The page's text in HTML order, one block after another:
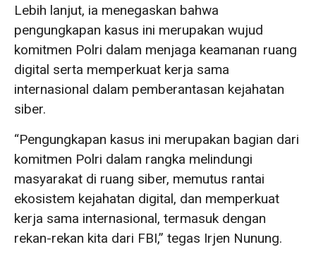
Lebih lanjut, ia menegaskan bahwa
pengungkapan kasus ini merupakan wujud
komitmen Polri dalam menjaga keamanan ruang
digital serta memperkuat kerja sama
internasional dalam pemberantasan kejahatan
siber.
“Pengungkapan kasus ini merupakan bagian dari
komitmen Polri dalam rangka melindungi
masyarakat di ruang siber, memutus rantai
ekosistem kejahatan digital, dan memperkuat
kerja sama internasional, termasuk dengan
rekan-rekan kita dari FBI,” tegas Irjen Nunung.